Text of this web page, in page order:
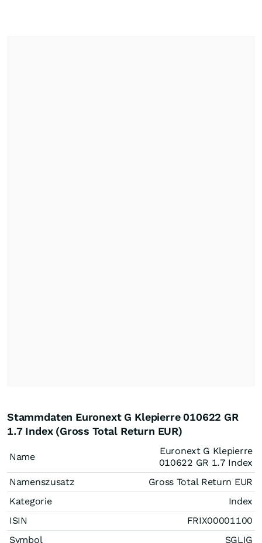
Stammdaten Euronext G Klepierre 010622 GR
1.7 Index (Gross Total Return EUR)
Name
Euronext G Klepierre
010622 GR 1.7 Index
Namenszusatz
Gross Total Return EUR
Kategorie
Index
ISIN
FRIX00001100
Symbol
SGLIG